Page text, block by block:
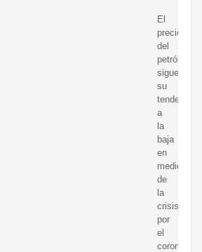
El
precio
del
petróleo
sigue
su
tendencia
a
la
baja
en
medio
de
la
crisis
por
el